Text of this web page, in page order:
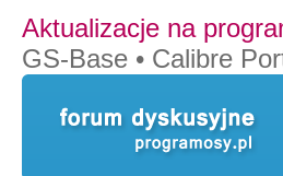
Aktualizacje na
GS-Base • Calibre